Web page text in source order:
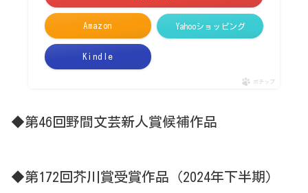
Amazon Yahooショッピング
Kindle
ポチップ
◆第46回野間文芸新人賞候補作品
◆第172回芥川賞受賞作品（2024年下半期）